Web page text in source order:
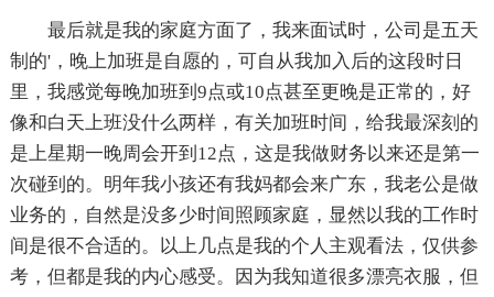
最后就是我的家庭方面了，我来面试时，公司是五天
制的'，晚上加班是自愿的，可自从我加入后的这段时日
里，我感觉每晚加班到9点或10点甚至更晚是正常的，好
像和白天上班没什么两样，有关加班时间，给我最深刻的
是上星期一晚周会开到12点，这是我做财务以来还是第一
次碰到的。明年我小孩还有我妈都会来广东，我老公是做
业务的，自然是没多少时间照顾家庭，显然以我的工作时
间是很不合适的。以上几点是我的个人主观看法，仅供参
考，但都是我的内心感受。因为我知道很多漂亮衣服，但